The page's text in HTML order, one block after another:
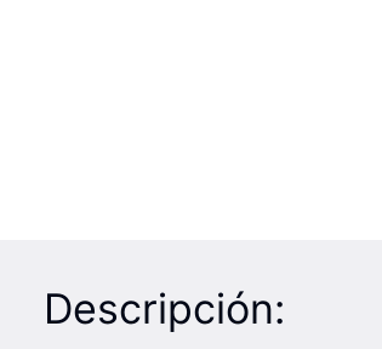
Descripción: